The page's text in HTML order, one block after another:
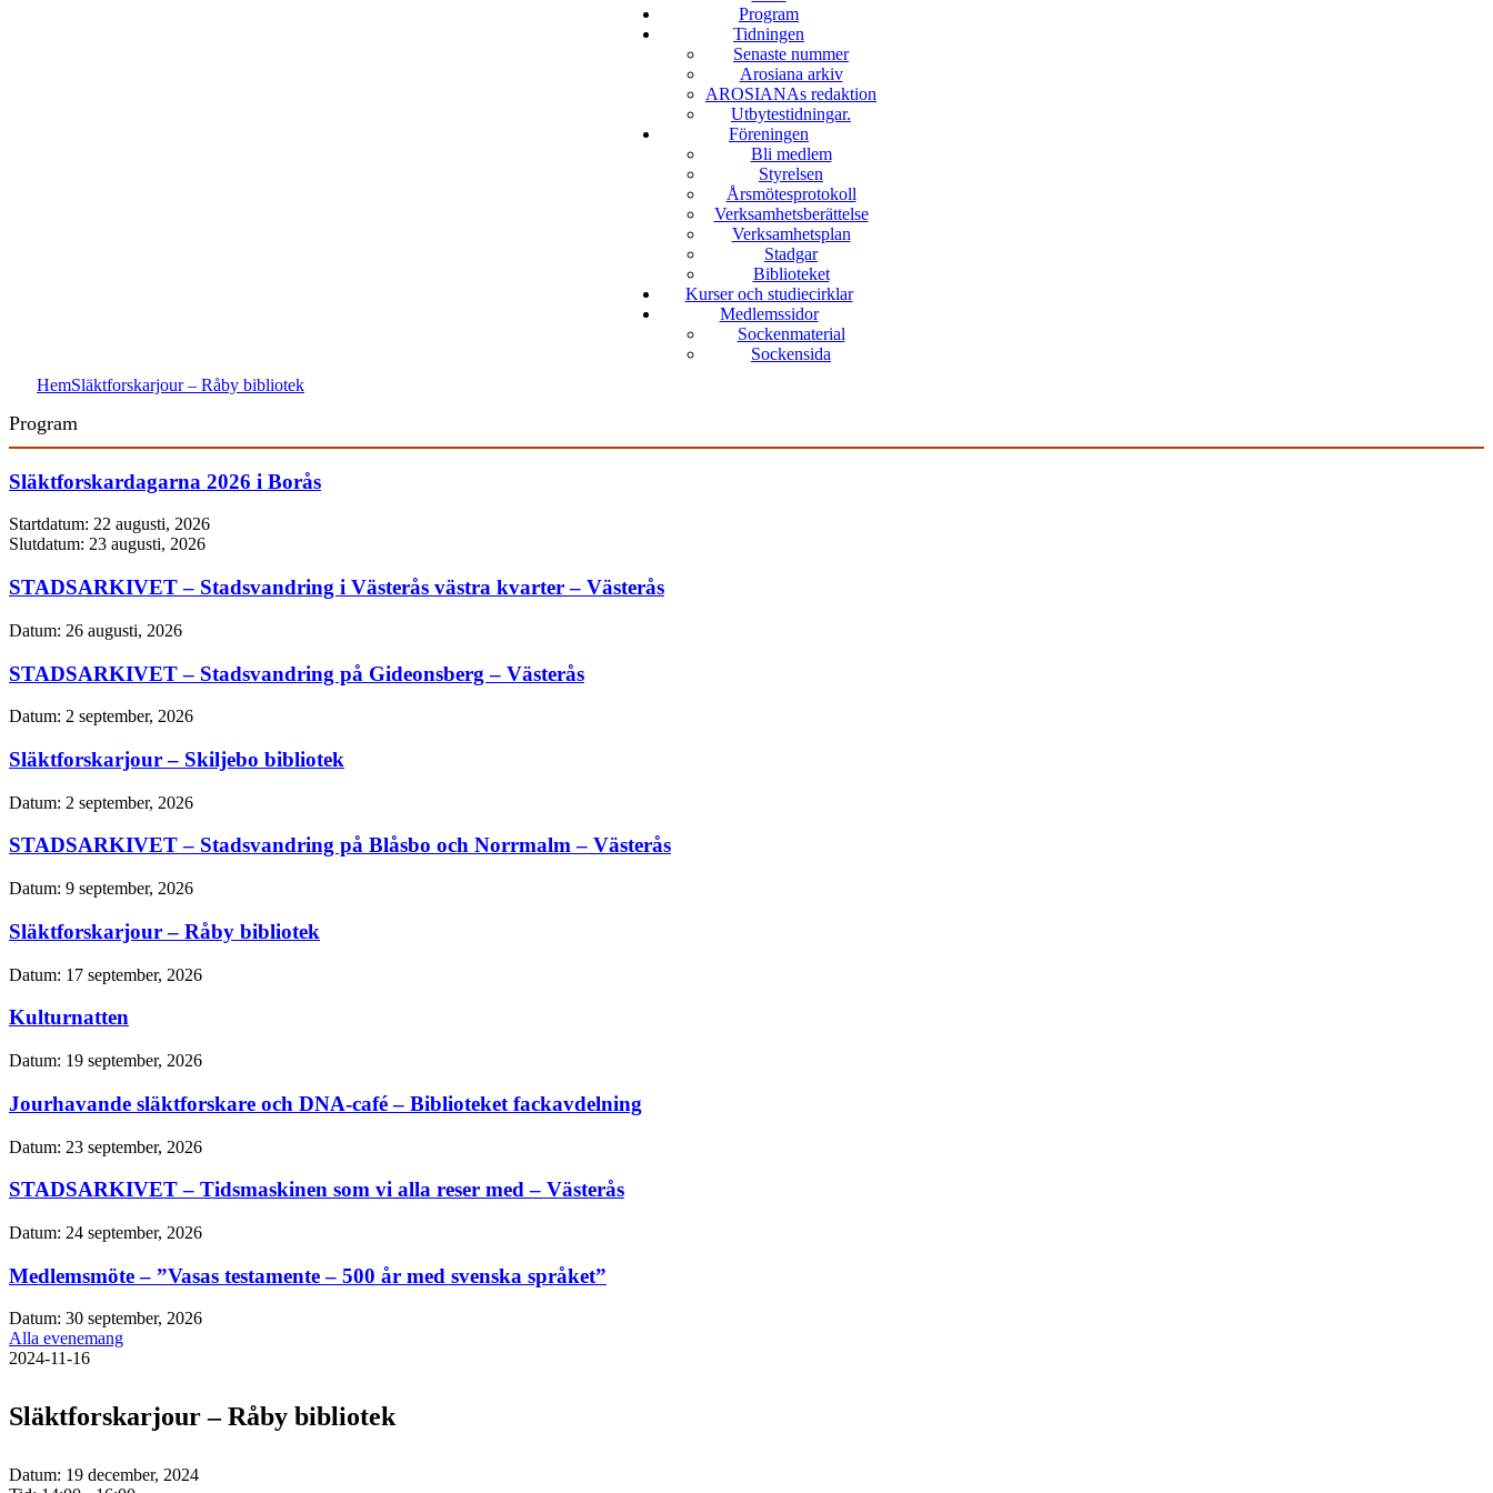
Program
Tidningen
Senaste nummer
Arosiana arkiv
AROSIANAs redaktion
Utbytestidningar.
Föreningen
Bli medlem
Styrelsen
Årsmötesprotokoll
Verksamhetsberättelse
Verksamhetsplan
Stadgar
Biblioteket
Kurser och studiecirklar
Medlemssidor
Sockenmaterial
Sockensida
HemSläktforskarjour – Råby bibliotek
Program
Släktforskardagarna 2026 i Borås
Startdatum: 22 augusti, 2026
Slutdatum: 23 augusti, 2026
STADSARKIVET – Stadsvandring i Västerås västra kvarter – Västerås
Datum: 26 augusti, 2026
STADSARKIVET – Stadsvandring på Gideonsberg – Västerås
Datum: 2 september, 2026
Släktforskarjour – Skiljebo bibliotek
Datum: 2 september, 2026
STADSARKIVET – Stadsvandring på Blåsbo och Norrmalm – Västerås
Datum: 9 september, 2026
Släktforskarjour – Råby bibliotek
Datum: 17 september, 2026
Kulturnatten
Datum: 19 september, 2026
Jourhavande släktforskare och DNA-café – Biblioteket fackavdelning
Datum: 23 september, 2026
STADSARKIVET – Tidsmaskinen som vi alla reser med – Västerås
Datum: 24 september, 2026
Medlemsmöte – ”Vasas testamente – 500 år med svenska språket”
Datum: 30 september, 2026
Alla evenemang
2024-11-16
Släktforskarjour – Råby bibliotek
Datum: 19 december, 2024